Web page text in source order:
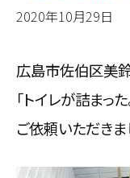
2020年10月29日
広島市佐伯区美
「トイレが詰まった
ご依頼いただきま